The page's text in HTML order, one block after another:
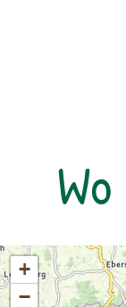
+
−